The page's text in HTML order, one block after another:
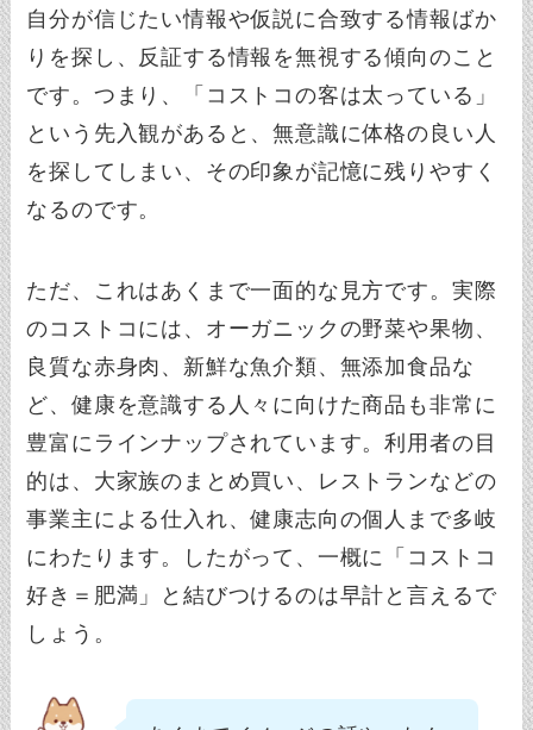
自分が信じたい情報や仮説に合致する情報ばか
りを探し、反証する情報を無視する傾向のこと
です。つまり、「コストコの客は太っている」
という先入観があると、無意識に体格の良い人
を探してしまい、その印象が記憶に残りやすく
なるのです。
ただ、これはあくまで一面的な見方です。実際
のコストコには、オーガニックの野菜や果物、
良質な赤身肉、新鮮な魚介類、無添加食品な
ど、健康を意識する人々に向けた商品も非常に
豊富にラインナップされています。利用者の目
的は、大家族のまとめ買い、レストランなどの
事業主による仕入れ、健康志向の個人まで多岐
にわたります。したがって、一概に「コストコ
好き＝肥満」と結びつけるのは早計と言えるで
しょう。